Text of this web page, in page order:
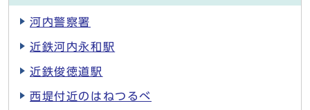
河内警察署
近鉄河内永和駅
近鉄俊徳道駅
西堤付近のはねつるべ